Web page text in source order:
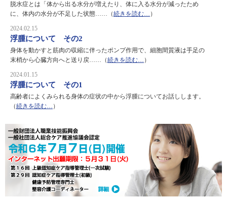
脱水症とは「体から出る水分が増えたり、体に入る水分が減ったため
に、体内の水分が不足した状態……（続きを読む… ）
2024.02.15
浮腫について その2
身体を動かすと筋肉の収縮に伴ったポンプ作用で、細胞間質液は手足の
末梢から心臓方向へと送り戻……（続きを読む… ）
2024.01.15
浮腫について その1
高齢者によくみられる身体の症状の中から浮腫についてお話しします。
（続きを読む… ）